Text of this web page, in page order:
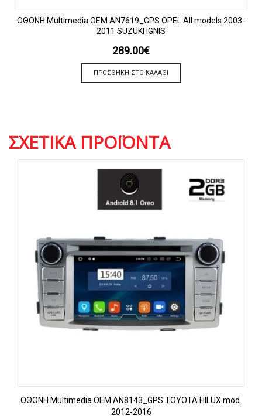
OΘΟΝΗ Multimedia OEM AN7619_GPS OPEL All models 2003-
2011 SUZUKI IGNIS
289.00€
ΠΡΟΣΘΉΚΗ ΣΤΟ ΚΑΛΆΘΙ
ΣΧΕΤΙΚΆ ΠΡΟΪΌΝΤΑ
OΘΟΝΗ Multimedia OEM AN8143_GPS TOYOTA HILUX mod.
2012-2016